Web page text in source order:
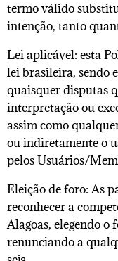
termo válido
intenção, tanto
Lei aplicável: esta
lei brasileira, sendo
quaisquer disputas
interpretação ou
assim como
ou indiretamente o
pelos Usuários/
Eleição de foro: As
reconhecer a
Alagoas, elegendo o
renunciando a